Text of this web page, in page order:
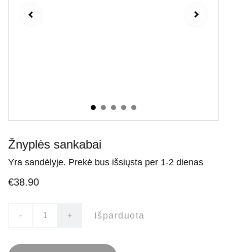
Žnyplės sankabai
Yra sandėlyje. Prekė bus išsiųsta per 1-2 dienas
€38.90
- + Išparduota